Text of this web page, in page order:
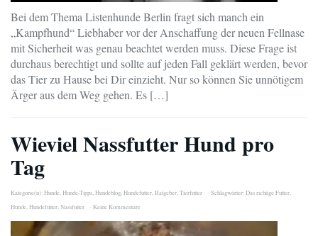
Bei dem Thema Listenhunde Berlin fragt sich manch ein
„Kampfhund“ Liebhaber vor der Anschaffung der neuen Fellnase
mit Sicherheit was genau beachtet werden muss. Diese Frage ist
durchaus berechtigt und sollte auf jeden Fall geklärt werden, bevor
das Tier zu Hause bei Dir einzieht. Nur so können Sie unnötigem
Ärger aus dem Weg gehen. Es […]
Wieviel Nassfutter Hund pro
Tag
Kategorie(n):Hunde Hunde-Tipps Hundeblog Hundefutter Ratgeber Tierfutter Schlagwörter:Das richtige Futter
Hunde Hundefutter Nassfutter Keine Kommentare